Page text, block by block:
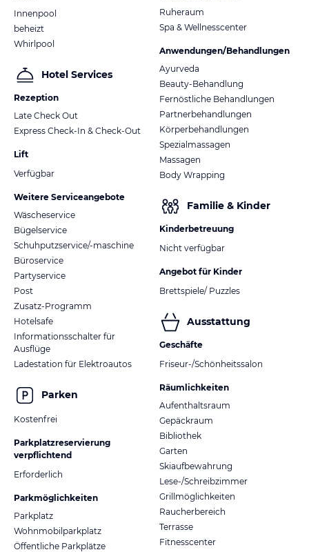
Innenpool
beheizt
Whirlpool
Hotel Services
Rezeption
Late Check Out
Express Check-In & Check-Out
Lift
Verfügbar
Weitere Serviceangebote
Wäscheservice
Bügelservice
Schuhputzservice/-maschine
Büroservice
Partyservice
Post
Zusatz-Programm
Hotelsafe
Informationsschalter für
Ausflüge
Ladestation für Elektroautos
Parken
Kostenfrei
Parkplatzreservierung
verpflichtend
Erforderlich
Parkmöglichkeiten
Parkplatz
Wohnmobilparkplatz
Öffentliche Parkplätze
Ruheraum
Spa & Wellnesscenter
Anwendungen/Behandlungen
Ayurveda
Beauty-Behandlung
Fernöstliche Behandlungen
Partnerbehandlungen
Körperbehandlungen
Spezialmassagen
Massagen
Body Wrapping
Familie & Kinder
Kinderbetreuung
Nicht verfügbar
Angebot für Kinder
Brettspiele/ Puzzles
Ausstattung
Geschäfte
Friseur-/Schönheitssalon
Räumlichkeiten
Aufenthaltsraum
Gepäckraum
Bibliothek
Garten
Skiaufbewahrung
Lese-/Schreibzimmer
Grillmöglichkeiten
Raucherbereich
Terrasse
Fitnesscenter